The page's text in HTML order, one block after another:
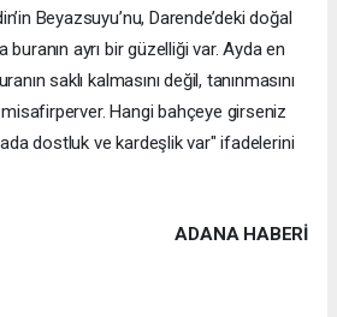
Beyazsuyu’nu, Darende’deki doğal
ayrı bir güzelliği var. Ayda en
saklı kalmasını değil, tanınmasını
Hangi bahçeye girseniz
dostluk ve kardeşlik var" ifadelerini
ADANA HABERİ